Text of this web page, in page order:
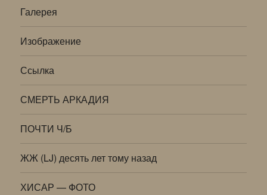
Галерея
Изображение
Ссылка
СМЕРТЬ АРКАДИЯ
ПОЧТИ Ч/Б
ЖЖ (LJ) десять лет тому назад
ХИСАР — ФОТО